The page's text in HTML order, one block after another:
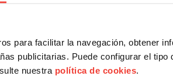
para facilitar la navegación, obtener
publicitarias. Puede configurar el
nuestra política de cookies.